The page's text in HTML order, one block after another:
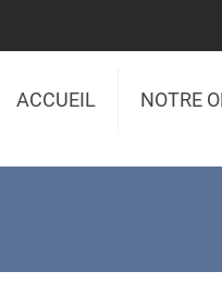
ACCUEIL NOTRE